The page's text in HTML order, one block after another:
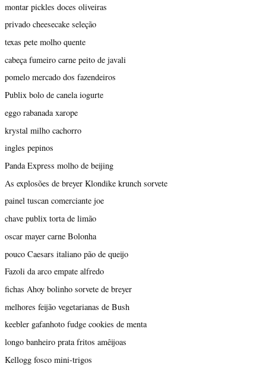
montar pickles doces oliveiras
privado cheesecake seleção
texas pete molho quente
cabeça fumeiro carne peito de javali
pomelo mercado dos fazendeiros
Publix bolo de canela iogurte
eggo rabanada xarope
krystal milho cachorro
ingles pepinos
Panda Express molho de beijing
As explosões de breyer Klondike krunch sorvete
painel tuscan comerciante joe
chave publix torta de limão
oscar mayer carne Bolonha
pouco Caesars italiano pão de queijo
Fazoli da arco empate alfredo
fichas Ahoy bolinho sorvete de breyer
melhores feijão vegetarianas de Bush
keebler gafanhoto fudge cookies de menta
longo banheiro prata fritos amêijoas
Kellogg fosco mini-trigos